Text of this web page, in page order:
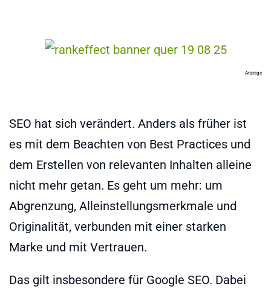
Anzeige
SEO hat sich verändert. Anders als früher ist
es mit dem Beachten von Best Practices und
dem Erstellen von relevanten Inhalten alleine
nicht mehr getan. Es geht um mehr: um
Abgrenzung, Alleinstellungsmerkmale und
Originalität, verbunden mit einer starken
Marke und mit Vertrauen.
Das gilt insbesondere für Google SEO. Dabei